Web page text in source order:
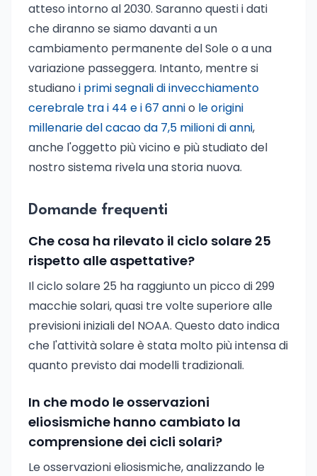
atteso intorno al 2030. Saranno questi i dati
che diranno se siamo davanti a un
cambiamento permanente del Sole o a una
variazione passeggera. Intanto, mentre si
studiano i primi segnali di invecchiamento
cerebrale tra i 44 e i 67 annio le origini
millenarie del cacao da 7,5 milioni di anni,
anche l'oggetto più vicino e più studiato del
nostro sistema rivela una storia nuova.
Domande frequenti
Che cosa ha rilevato il ciclo solare 25
rispetto alle aspettative?
Il ciclo solare 25 ha raggiunto un picco di 299
macchie solari, quasi tre volte superiore alle
previsioni iniziali del NOAA. Questo dato indica
che l'attività solare è stata molto più intensa di
quanto previsto dai modelli tradizionali.
In che modo le osservazioni
eliosismiche hanno cambiato la
comprensione dei cicli solari?
Le osservazioni eliosismiche, analizzando le